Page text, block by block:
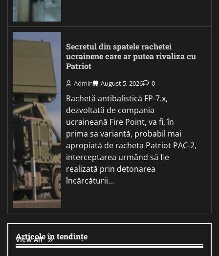
Secretul din spatele rachetei
ucrainene care ar putea rivaliza cu
Patriot
Admin August 5, 2026 0
Rachetă antibalistică FP-7.x,
dezvoltată de compania
ucraineană Fire Point, va fi, în
prima sa variantă, probabil mai
apropiată de racheta Patriot PAC-2,
interceptarea urmând să fie
realizată prin detonarea
încărcăturii…
Articole în tendințe
View All